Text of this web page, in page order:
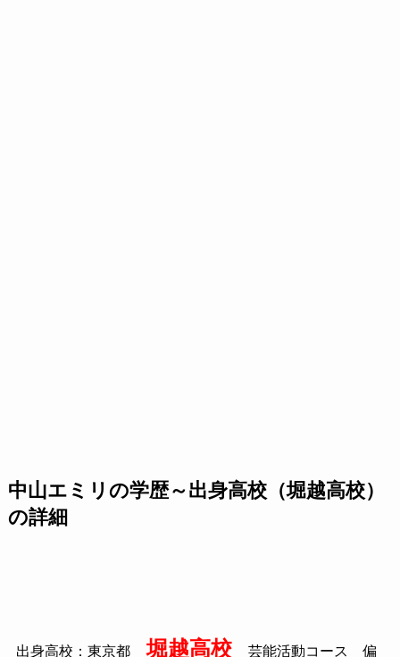
中山エミリの学歴～出身高校（堀越高校）
の詳細
出身高校：東京都 堀越高校 芸能活動コース 偏